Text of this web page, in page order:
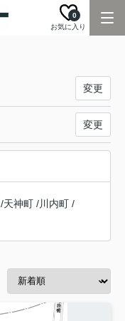
お気に入り
0
変更
変更
/天神町 /川内町 /